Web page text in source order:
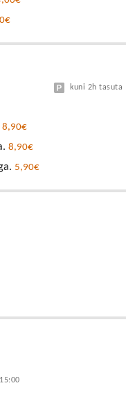
kuni 2h tasuta
8,90€
8,90€
5,90€